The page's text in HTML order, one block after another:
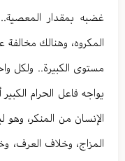
غضبه بمقدار
المكروه، وهنالك
مستوى الكبيرة.. ولكل
يواجه فاعل الحرام
الإنسان من المنكر،
المزاج، وخلاف العرف،